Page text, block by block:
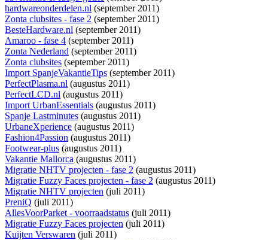
hardwareonderdelen.nl (september 2011)
Zonta clubsites - fase 2 (september 2011)
BesteHardware.nl (september 2011)
Amaroo - fase 4 (september 2011)
Zonta Nederland (september 2011)
Zonta clubsites (september 2011)
Import SpanjeVakantieTips (september 2011)
PerfectPlasma.nl (augustus 2011)
PerfectLCD.nl (augustus 2011)
Import UrbanEssentials (augustus 2011)
Spanje Lastminutes (augustus 2011)
UrbaneXperience (augustus 2011)
Fashion4Passion (augustus 2011)
Footwear-plus (augustus 2011)
Vakantie Mallorca (augustus 2011)
Migratie NHTV projecten - fase 2 (augustus 2011)
Migratie Fuzzy Faces projecten - fase 2 (augustus 2011)
Migratie NHTV projecten (juli 2011)
PreniQ (juli 2011)
AllesVoorParket - voorraadstatus (juli 2011)
Migratie Fuzzy Faces projecten (juli 2011)
Kuijten Verswaren (juli 2011)